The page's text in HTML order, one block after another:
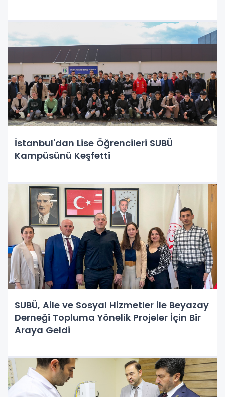
İstanbul'dan Lise Öğrencileri SUBÜ
Kampüsünü Keşfetti
SUBÜ, Aile ve Sosyal Hizmetler ile Beyazay
Derneği Topluma Yönelik Projeler İçin Bir
Araya Geldi